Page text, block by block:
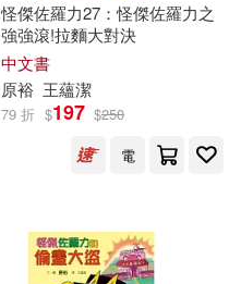
怪傑佐羅力27：怪傑佐羅力之
強強滾!拉麵大對決
中文書
原裕 王蘊潔
79 折 $197 $250
電